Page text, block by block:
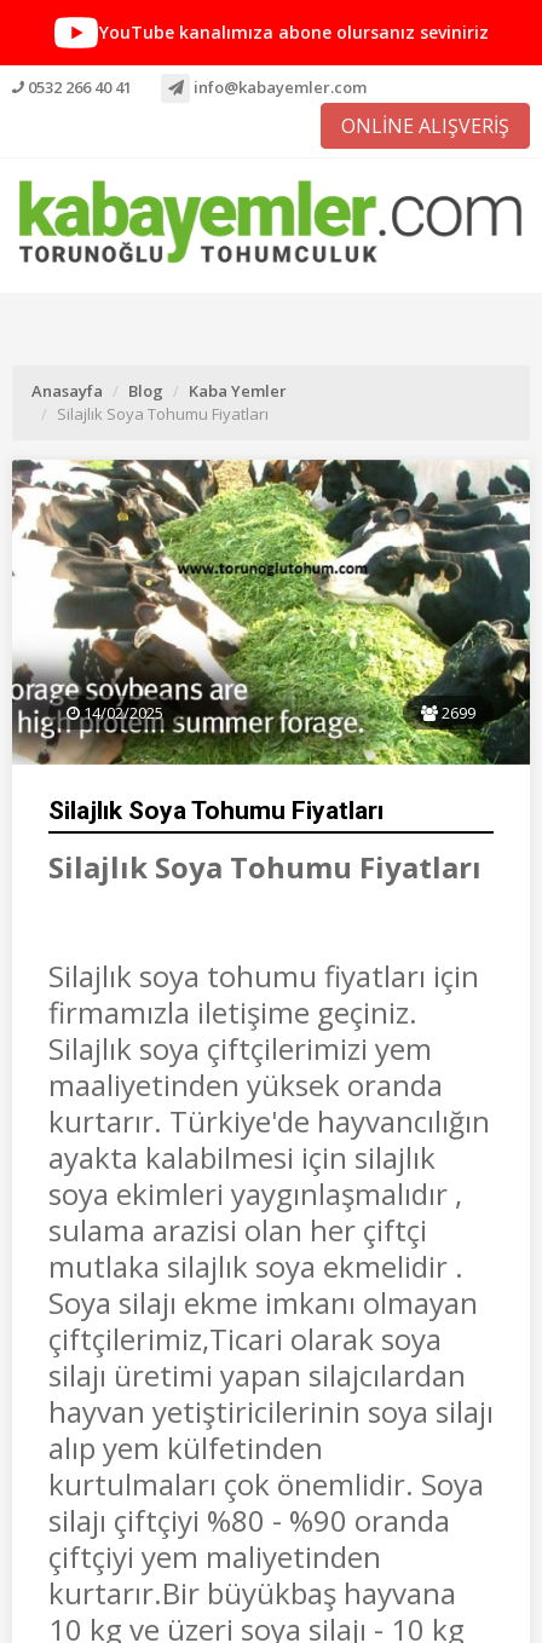
YouTube kanalımıza abone olursanız seviniriz
0532 266 40 41 info@kabayemler.com
ONLİNE ALIŞVERİŞ
Anasayfa Blog
Kaba Yemler
Silajlık Soya Tohumu Fiyatları
14/02/2025 2699
Silajlık Soya Tohumu Fiyatları
Silajlık Soya Tohumu Fiyatları
Silajlık soya tohumu fiyatları için
firmamızla iletişime geçiniz.
Silajlık soya çiftçilerimizi yem
maaliyetinden yüksek oranda
kurtarır. Türkiye'de hayvancılığın
ayakta kalabilmesi için silajlık
soya ekimleri yaygınlaşmalıdır ,
sulama arazisi olan her çiftçi
mutlaka silajlık soya ekmelidir .
Soya silajı ekme imkanı olmayan
çiftçilerimiz,Ticari olarak soya
silajı üretimi yapan silajcılardan
hayvan yetiştiricilerinin soya silajı
alıp yem külfetinden
kurtulmaları çok önemlidir. Soya
silajı çiftçiyi %80 - %90 oranda
çiftçiyi yem maliyetinden
kurtarır.Bir büyükbaş hayvana
10 kg ve üzeri soya silajı - 10 kg